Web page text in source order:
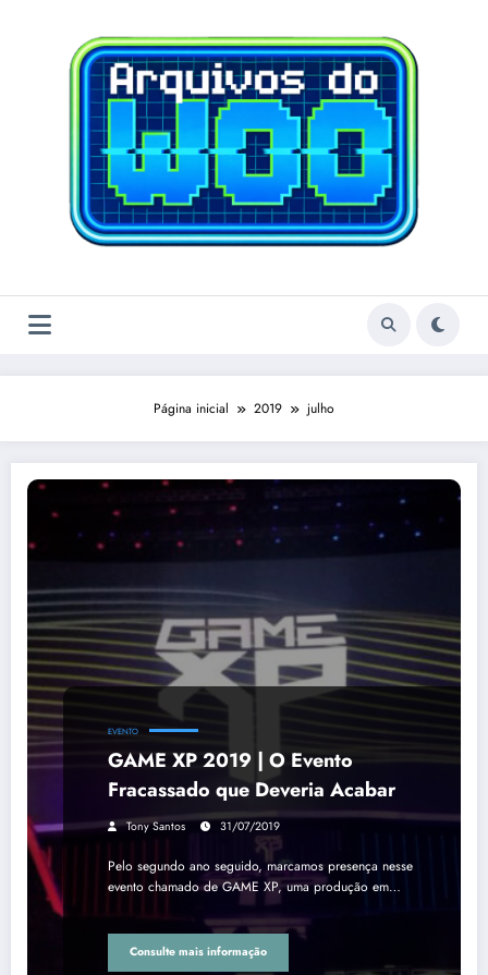
Página inicial 2019 julho
EVENTO
GAME XP 2019 | O Evento
Fracassado que Deveria Acabar
Tony Santos 31/07/2019
Pelo segundo ano seguido, marcamos presença nesse
evento chamado de GAME XP, uma produção em…
Consulte mais informação